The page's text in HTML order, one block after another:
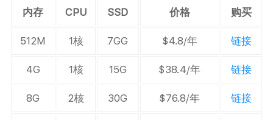
内存 CPU SSD 价格 购买
512M 1核 7GG $4.8/年 链接
4G 1核 15G $38.4/年 链接
8G 2核 30G $76.8/年 链接